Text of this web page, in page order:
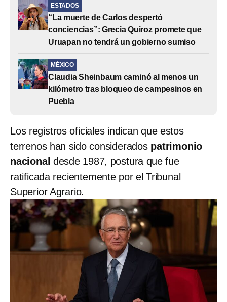
ESTADOS
“La muerte de Carlos despertó
conciencias”: Grecia Quiroz promete que
Uruapan no tendrá un gobierno sumiso
MÉXICO
Claudia Sheinbaum caminó al menos un
kilómetro tras bloqueo de campesinos en
Puebla
Los registros oficiales indican que estos
terrenos han sido considerados patrimonio
nacional desde 1987, postura que fue
ratificada recientemente por el Tribunal
Superior Agrario.